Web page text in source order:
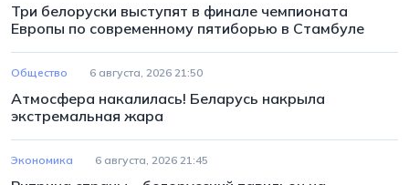
Три белоруски выступят в финале чемпионата
Европы по современному пятиборью в Стамбуле
Общество 6 августа, 2026 21:50
Атмосфера накалилась! Беларусь накрыла
экстремальная жара
Экономика 6 августа, 2026 21:45